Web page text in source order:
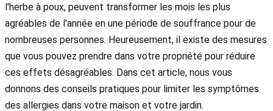
l'herbe à poux, peuvent transformer les mois les plus
agréables de l'année en une période de souffrance pour de
nombreuses personnes. Heureusement, il existe des mesures
que vous pouvez prendre dans votre propriété pour réduire
ces effets désagréables. Dans cet article, nous vous
donnons des conseils pratiques pour limiter les symptômes
des allergies dans votre maison et votre jardin.